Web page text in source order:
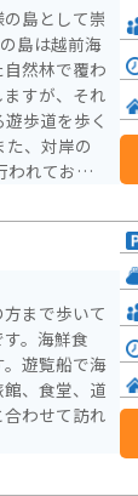
島として崇
島は越前海
然林で覆わ
すが、それ
歩道を歩く
われてお
段の石段を
伝説に満ち
まで歩いて
。海鮮食
遊覧船で海
、食堂、道
わせて訪れ